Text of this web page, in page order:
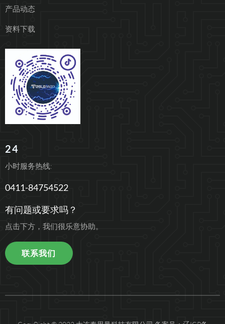
产品动态
资料下载
24
小时服务热线:
0411-84754522
有问题或要求吗？
点击下方，我们很乐意协助。
联系我们